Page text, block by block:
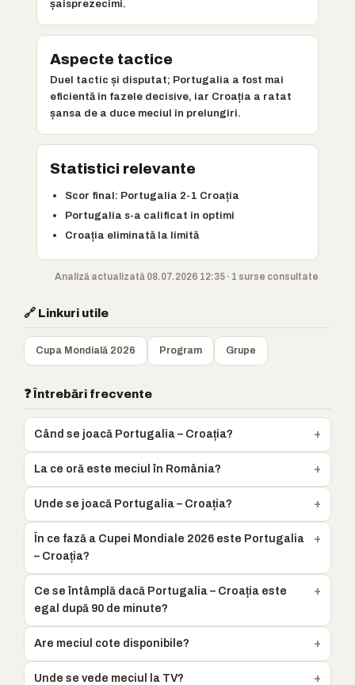
șaisprezecimi.
Aspecte tactice
Duel tactic și disputat; Portugalia a fost mai
eficientă în fazele decisive, iar Croația a ratat
șansa de a duce meciul în prelungiri.
Statistici relevante
Scor final: Portugalia 2-1 Croația
Portugalia s-a calificat în optimi
Croația eliminată la limită
Analiză actualizată 08.07.2026 12:35 · 1 surse consultate
🔗 Linkuri utile
Cupa Mondială 2026 Program Grupe
❓ Întrebări frecvente
Când se joacă Portugalia – Croația?
La ce oră este meciul în România?
Unde se joacă Portugalia – Croația?
În ce fază a Cupei Mondiale 2026 este Portugalia
– Croația?
Ce se întâmplă dacă Portugalia – Croația este
egal după 90 de minute?
Are meciul cote disponibile?
Unde se vede meciul la TV?